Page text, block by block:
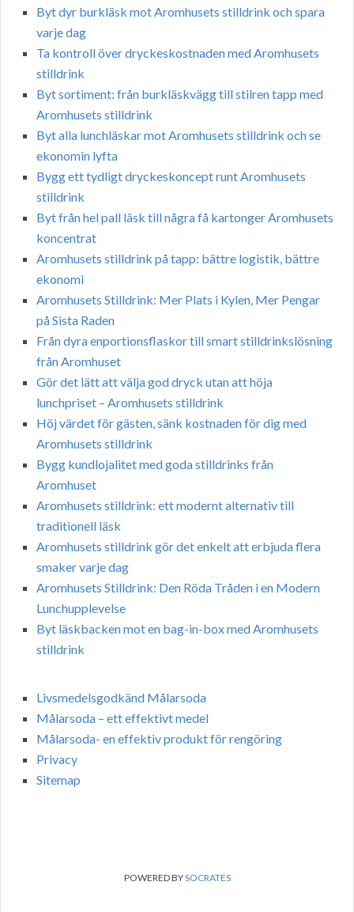
Byt dyr burkläsk mot Aromhusets stilldrink och spara
varje dag
Ta kontroll över dryckeskostnaden med Aromhusets
stilldrink
Byt sortiment: från burkläskvägg till stilren tapp med
Aromhusets stilldrink
Byt alla lunchläskar mot Aromhusets stilldrink och se
ekonomin lyfta
Bygg ett tydligt dryckeskoncept runt Aromhusets
stilldrink
Byt från hel pall läsk till några få kartonger Aromhusets
koncentrat
Aromhusets stilldrink på tapp: bättre logistik, bättre
ekonomi
Aromhusets Stilldrink: Mer Plats i Kylen, Mer Pengar
på Sista Raden
Från dyra enportionsflaskor till smart stilldrinkslösning
från Aromhuset
Gör det lätt att välja god dryck utan att höja
lunchpriset – Aromhusets stilldrink
Höj värdet för gästen, sänk kostnaden för dig med
Aromhusets stilldrink
Bygg kundlojalitet med goda stilldrinks från
Aromhuset
Aromhusets stilldrink: ett modernt alternativ till
traditionell läsk
Aromhusets stilldrink gör det enkelt att erbjuda flera
smaker varje dag
Aromhusets Stilldrink: Den Röda Tråden i en Modern
Lunchupplevelse
Byt läskbacken mot en bag-in-box med Aromhusets
stilldrink
Livsmedelsgodkänd Målarsoda
Målarsoda – ett effektivt medel
Målarsoda- en effektiv produkt för rengöring
Privacy
Sitemap
POWERED BYSOCRATES